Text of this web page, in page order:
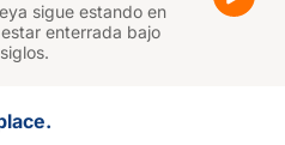
sigue estando en
enterrada bajo